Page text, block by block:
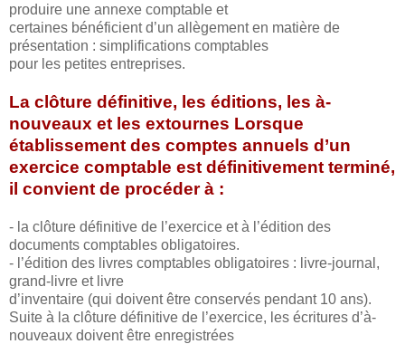
produire une annexe comptable et
certaines bénéficient d’un allègement en matière de
présentation : simplifications comptables
pour les petites entreprises.
La clôture définitive, les éditions, les à-
nouveaux et les extournes Lorsque
établissement des comptes annuels d’un
exercice comptable est définitivement terminé,
il convient de procéder à :
- la clôture définitive de l’exercice et à l’édition des
documents comptables obligatoires.
- l’édition des livres comptables obligatoires : livre-journal,
grand-livre et livre
d’inventaire (qui doivent être conservés pendant 10 ans).
Suite à la clôture définitive de l’exercice, les écritures d’à-
nouveaux doivent être enregistrées